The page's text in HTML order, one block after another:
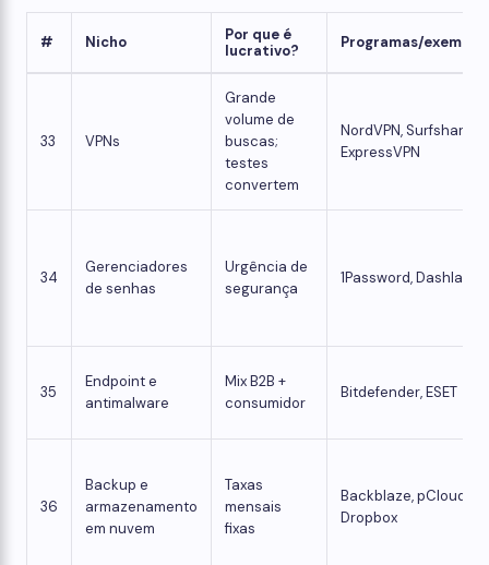
# Nicho
Por que é
lucrativo?
Programas/
33 VPNs
Grande
volume de
buscas;
testes
convertem
NordVPN, Surfshark,
ExpressVPN
34
Gerenciadores
de senhas
Urgência de
segurança
1Password, Dashlane
35
Endpoint e
antimalware
Mix B2B +
consumidor
Bitdefender, ESET
36
Backup e
armazenamento
em nuvem
Taxas
mensais
fixas
Backblaze, pCloud,
Dropbox